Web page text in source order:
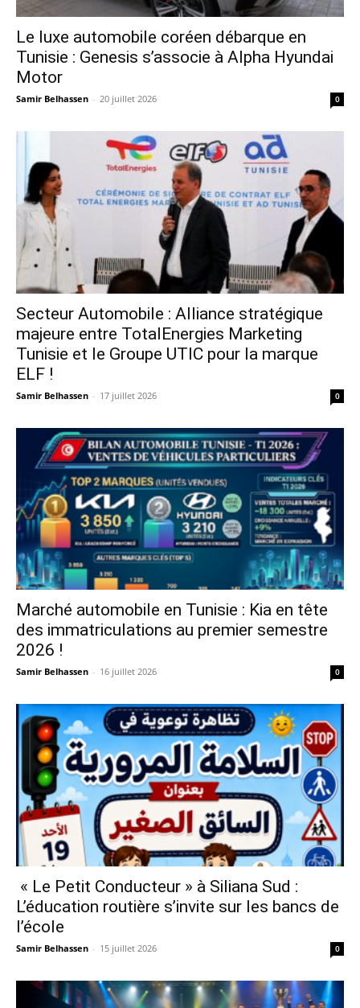
Le luxe automobile coréen débarque en
Tunisie : Genesis s’associe à Alpha Hyundai
Motor
Samir Belhassen - 20 juillet 2026 0
Secteur Automobile : Alliance stratégique
majeure entre TotalEnergies Marketing
Tunisie et le Groupe UTIC pour la marque
ELF !
Samir Belhassen - 17 juillet 2026 0
Marché automobile en Tunisie : Kia en tête
des immatriculations au premier semestre
2026 !
Samir Belhassen - 16 juillet 2026 0
« Le Petit Conducteur » à Siliana Sud :
L’éducation routière s’invite sur les bancs de
l’école
Samir Belhassen - 15 juillet 2026 0